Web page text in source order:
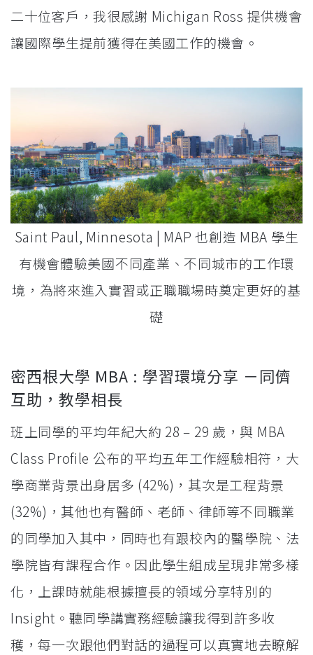
二十位客戶，我很感謝 Michigan Ross 提供機會
讓國際學生提前獲得在美國工作的機會。
Saint Paul, Minnesota | MAP 也創造 MBA 學生
有機會體驗美國不同產業、不同城市的工作環
境，為將來進入實習或正職職場時奠定更好的基
礎
密西根大學 MBA : 學習環境分享 －同儕
互助，教學相長
班上同學的平均年紀大約 28 – 29 歲，與 MBA
Class Profile 公布的平均五年工作經驗相符，大
學商業背景出身居多 (42%)，其次是工程背景
(32%)，其他也有醫師、老師、律師等不同職業
的同學加入其中，同時也有跟校內的醫學院、法
學院皆有課程合作。因此學生組成呈現非常多樣
化，上課時就能根據擅長的領域分享特別的
Insight。聽同學講實務經驗讓我得到許多收
穫，每一次跟他們對話的過程可以真實地去瞭解